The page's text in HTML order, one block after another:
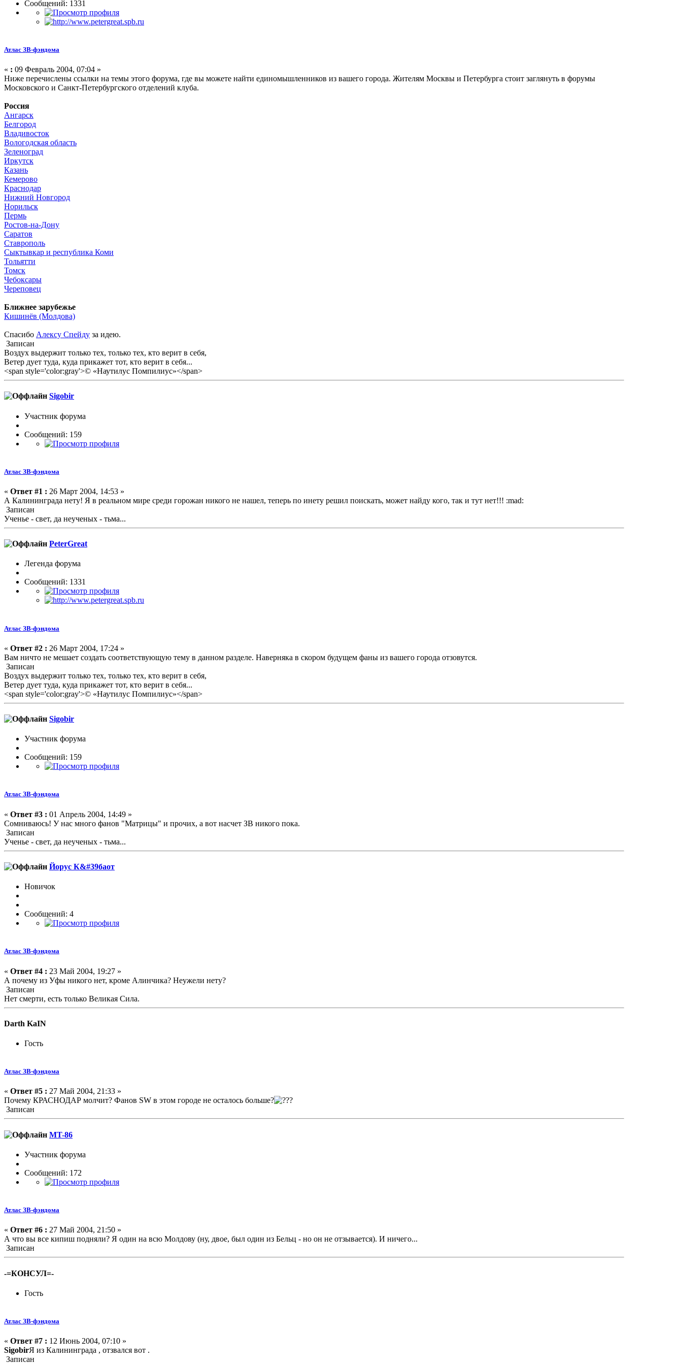
Сообщений: 1331
Атлас ЗВ-фэндома
« : 09 Февраль 2004, 07:04 »
Ниже перечислены ссылки на темы этого форума, где вы можете найти единомышленников из вашего города. Жителям Москвы и Петербурга стоит заглянуть в форумы
Московского и Санкт-Петербургского отделений клуба.
Россия
Ангарск
Белгород
Владивосток
Вологодская область
Зеленоград
Иркутск
Казань
Кемерово
Краснодар
Нижний Новгород
Норильск
Пермь
Ростов-на-Дону
Саратов
Ставрополь
Сыктывкар и республика Коми
Тольятти
Томск
Чебоксары
Череповец
Ближнее зарубежье
Кишинёв (Молдова)
Спасибо Алексу Спейду за идею.
Записан
Воздух выдержит только тех, только тех, кто верит в себя,
Ветер дует туда, куда прикажет тот, кто верит в себя...
<span style='color:gray'>© «Наутилус Помпилиус»</span>
Sigobir
Участник форума
Сообщений: 159
Атлас ЗВ-фэндома
« Ответ #1 : 26 Март 2004, 14:53 »
А Калининграда нету! Я в реальном мире среди горожан никого не нашел, теперь по инету решил поискать, может найду кого, так и тут нет!!! :mad:
Записан
Ученье - свет, да неученых - тьма...
PeterGreat
Легенда форума
Сообщений: 1331
Атлас ЗВ-фэндома
« Ответ #2 : 26 Март 2004, 17:24 »
Вам ничто не мешает создать соответствующую тему в данном разделе. Наверняка в скором будущем фаны из вашего города отзовутся.
Записан
Воздух выдержит только тех, только тех, кто верит в себя,
Ветер дует туда, куда прикажет тот, кто верит в себя...
<span style='color:gray'>© «Наутилус Помпилиус»</span>
Sigobir
Участник форума
Сообщений: 159
Атлас ЗВ-фэндома
« Ответ #3 : 01 Апрель 2004, 14:49 »
Сомниваюсь! У нас много фанов "Матрицы" и прочих, а вот насчет ЗВ никого пока.
Записан
Ученье - свет, да неученых - тьма...
Йорус К&#39баот
Новичок
Сообщений: 4
Атлас ЗВ-фэндома
« Ответ #4 : 23 Май 2004, 19:27 »
А почему из Уфы никого нет, кроме Алинчика? Неужели нету?
Записан
Нет смерти, есть только Великая Сила.
Darth KaIN
Гость
Атлас ЗВ-фэндома
« Ответ #5 : 27 Май 2004, 21:33 »
Почему КРАСНОДАР молчит? Фанов SW в этом городе не осталось больше?
Записан
MT-86
Участник форума
Сообщений: 172
Атлас ЗВ-фэндома
« Ответ #6 : 27 Май 2004, 21:50 »
А что вы все кипиш подняли? Я один на всю Молдову (ну, двое, был один из Бельц - но он не отзывается). И ничего...
Записан
-=КОНСУЛ=-
Гость
Атлас ЗВ-фэндома
« Ответ #7 : 12 Июнь 2004, 07:10 »
SigobirЯ из Калининграда , отзвался вот .
Записан